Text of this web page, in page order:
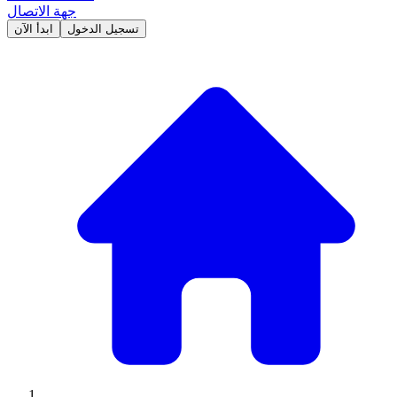
جهة الاتصال
ابدأ الآن تسجيل الدخول